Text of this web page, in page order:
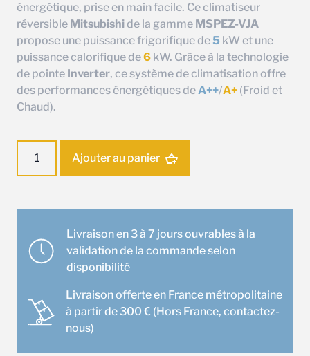
énergétique, prise en main facile. Ce climatiseur
réversible Mitsubishide la gamme MSPEZ-VJA
propose une puissance frigorifique de 5 kW et une
puissance calorifique de6 kW. Grâce à la technologie
de pointe Inverter, ce système de climatisation offre
des performances énergétiques deA++/A+ (Froid et
Chaud).
Ensemble
Gainable
Mitsubishi
MSPEZ-
50VJA
Ajouter au panier
Livraison en 3 à 7 jours ouvrables à la
validation de la commande selon
disponibilité
Livraison offerte en France métropolitaine
à partir de 300 € (Hors France, contactez-
nous)